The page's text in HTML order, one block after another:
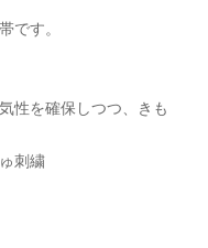
です。
性を確保しつつ、きも
刺繍